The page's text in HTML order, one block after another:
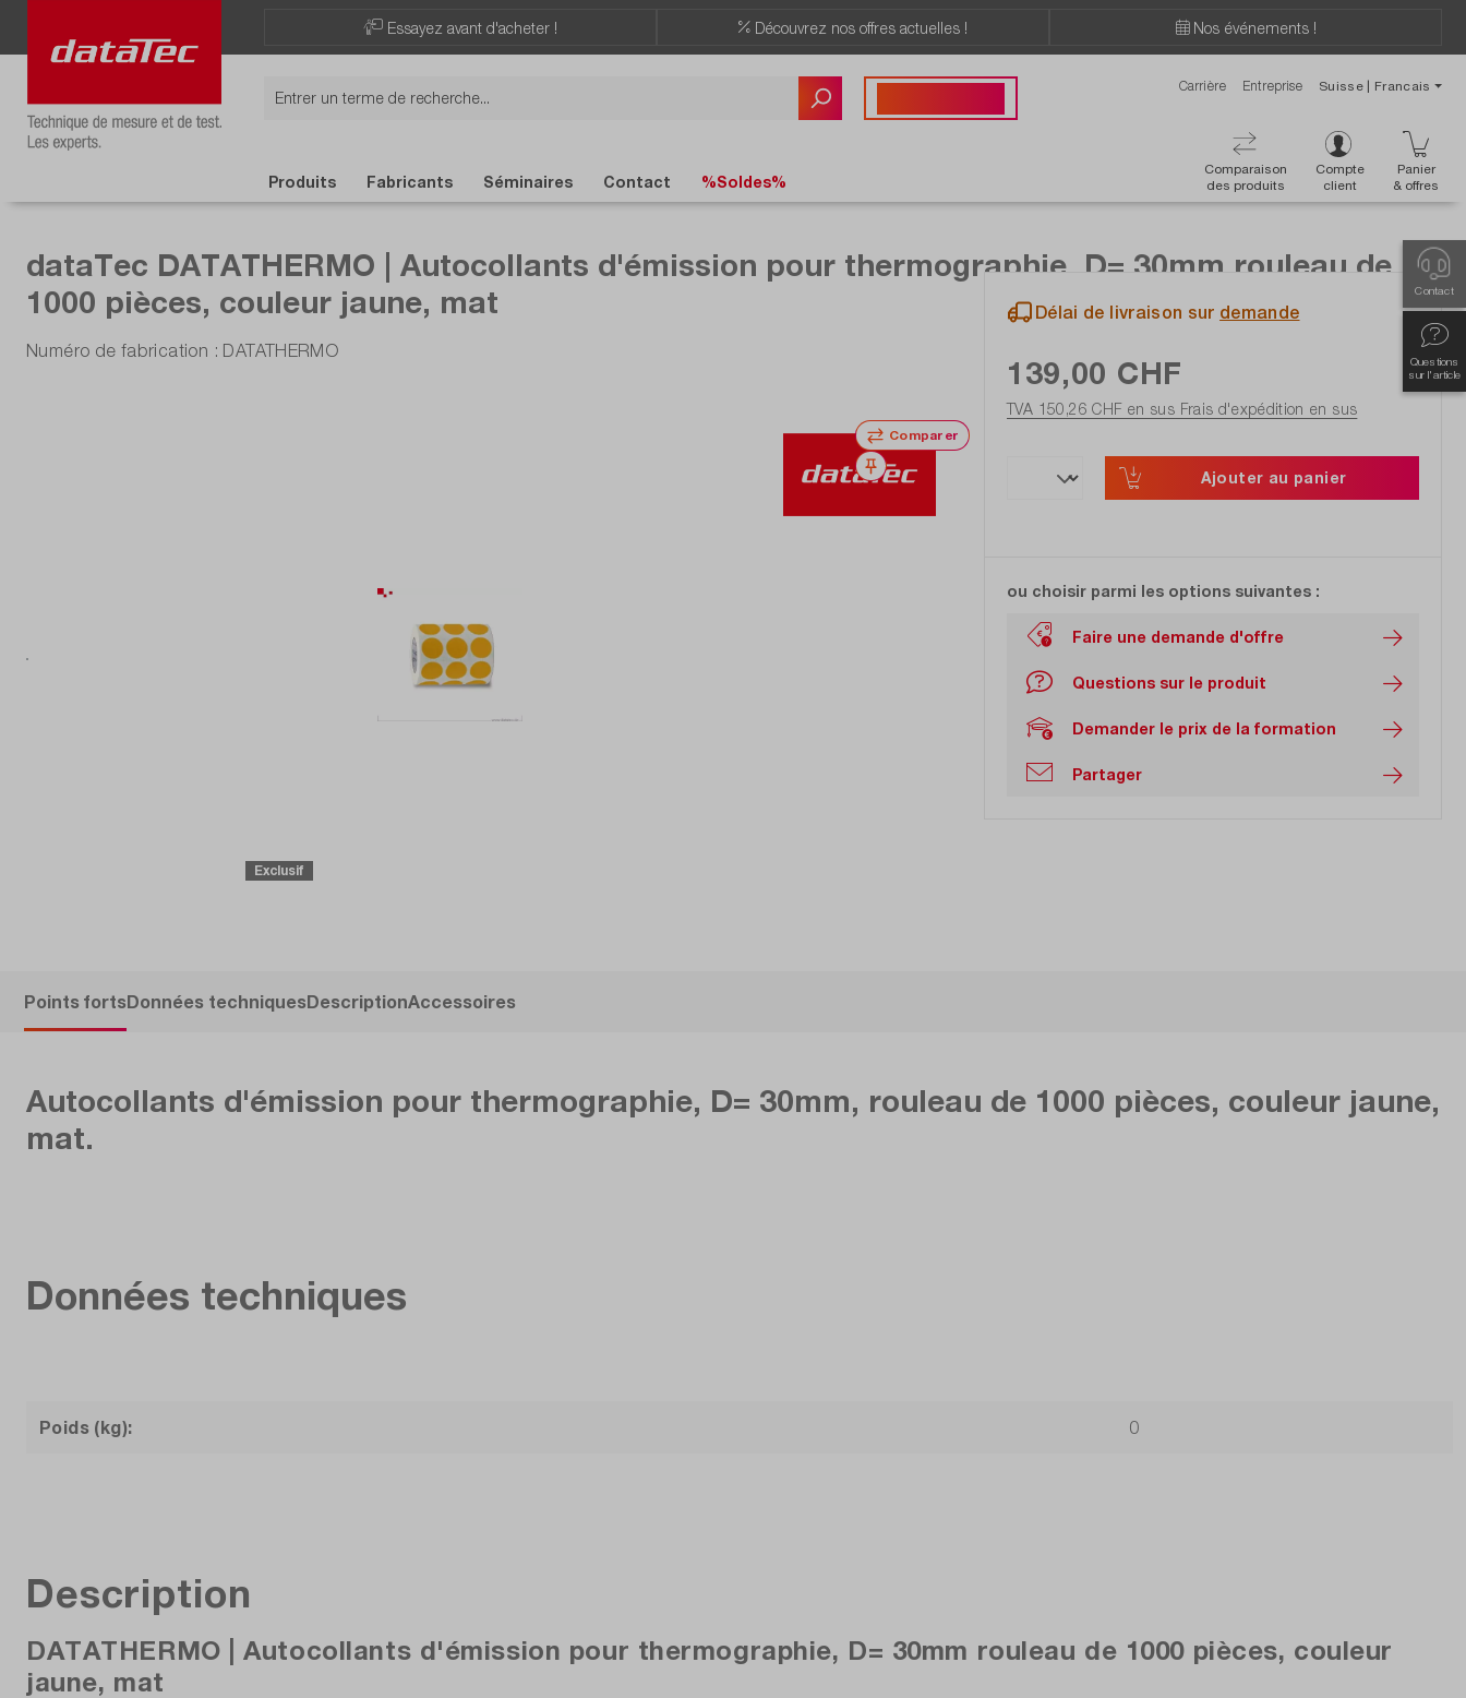
Essayez avant d'acheter ! Découvrez nos offres actuelles ! Nos événements !
Carrière Entreprise Suisse | Francais
Comparaison
des produits
Compte
client
Panier
& offres
Produits Fabricants Séminaires Contact %Soldes%
Contact
Questions
sur l'article
dataTec DATATHERMO | Autocollants d'émission pour thermographie, D= 30mm rouleau de
1000 pièces, couleur jaune, mat
Numéro de fabrication : DATATHERMO
Exclusif
Comparer
Noter
Délai de livraison sur demande
139,00 CHF
TVA 150,26 CHF en sus Frais d'expédition en sus
Ajouter au panier
ou choisir parmi les options suivantes :
Faire une demande d'offre
Questions sur le produit
Demander le prix de la formation
Partager
Points fortsDonnées techniquesDescriptionAccessoires
Autocollants d'émission pour thermographie, D= 30mm, rouleau de 1000 pièces, couleur jaune,
mat.
Données techniques
Poids (kg): 0
Description
DATATHERMO | Autocollants d'émission pour thermographie, D= 30mm rouleau de 1000 pièces, couleur
jaune, mat